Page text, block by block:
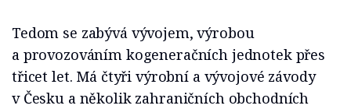
Tedom se zabývá vývojem, výrobou
a provozováním kogeneračních jednotek přes
třicet let. Má čtyři výrobní a vývojové závody
v Česku a několik zahraničních obchodních